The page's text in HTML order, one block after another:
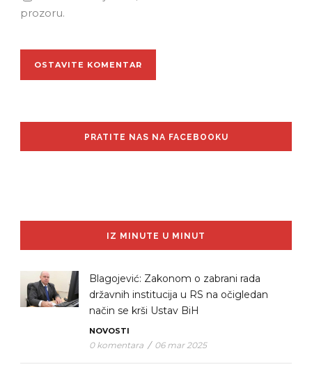
prozoru.
PRATITE NAS NA FACEBOOKU
IZ MINUTE U MINUT
Blagojević: Zakonom o zabrani rada
državnih institucija u RS na očigledan
način se krši Ustav BiH
NOVOSTI
0 komentara / 06 mar 2025